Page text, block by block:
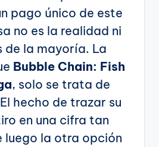
pago único de este
no es la realidad ni
de la mayoría. La
Bubble Chain: Fish
, solo se trata de
hecho de trazar su
en una cifra tan
luego la otra opción